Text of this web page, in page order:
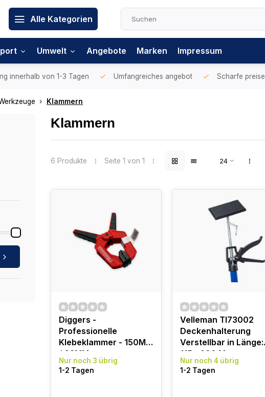
Alle Kategorien
Umwelt Angebote Marken Impressum
innerhalb von 1-3 Tagen Umfangreiches angebot Scharfe preise
Klammern
Klammern
6 Produkte Seite 1 von 1
Diggers -
Professionelle
Klebeklammer - 150MM
/ 63MM -
Federklammer - Extra
stark
Nur noch 3 übrig
1-2 Tagen
Velleman Tl73002
Deckenhalterung
Verstellbar in Länge:
115 - 290 Mm
Belastung (Max.): 30
Kg
Nur noch 4 übrig
1-2 Tagen